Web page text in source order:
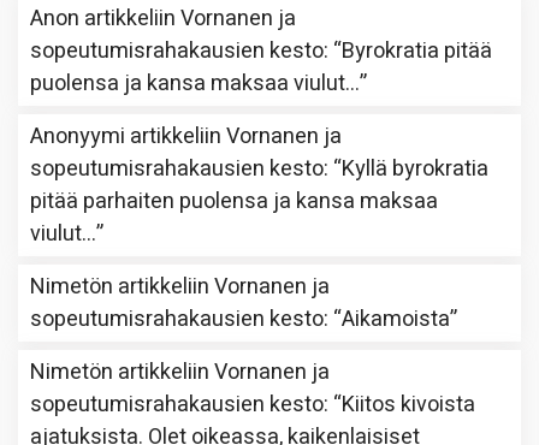
Anon artikkeliinVornanen ja
sopeutumisrahakausien kesto: “Byrokratia pitää
puolensa ja kansa maksaa viulut…”
Anonyymi artikkeliinVornanen ja
sopeutumisrahakausien kesto: “Kyllä byrokratia
pitää parhaiten puolensa ja kansa maksaa
viulut…”
Nimetön artikkeliinVornanen ja
sopeutumisrahakausien kesto: “Aikamoista”
Nimetön artikkeliinVornanen ja
sopeutumisrahakausien kesto: “Kiitos kivoista
ajatuksista. Olet oikeassa, kaikenlaisiset